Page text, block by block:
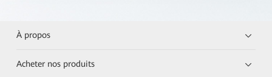
À propos
Acheter nos produits